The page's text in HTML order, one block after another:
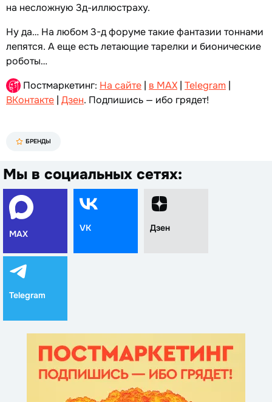
на несложную 3д-иллюстраху.
Ну да… На любом 3-д форуме такие фантазии тоннами
лепятся. А еще есть летающие тарелки и бионические
роботы…
Постмаркетинг: На сайте | в MAX | Telegram |
ВКонтакте | Дзен. Подпишись — ибо грядет!
БРЕНДЫ
Мы в социальных сетях:
MAX
VK Дзен
Telegram